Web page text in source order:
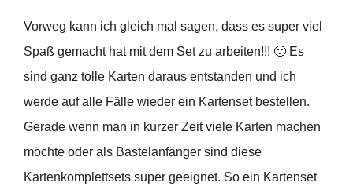
Vorweg kann ich gleich mal sagen, dass es super viel
Spaß gemacht hat mit dem Set zu arbeiten!!! 🙂 Es
sind ganz tolle Karten daraus entstanden und ich
werde auf alle Fälle wieder ein Kartenset bestellen.
Gerade wenn man in kurzer Zeit viele Karten machen
möchte oder als Bastelanfänger sind diese
Kartenkomplettsets super geeignet. So ein Kartenset